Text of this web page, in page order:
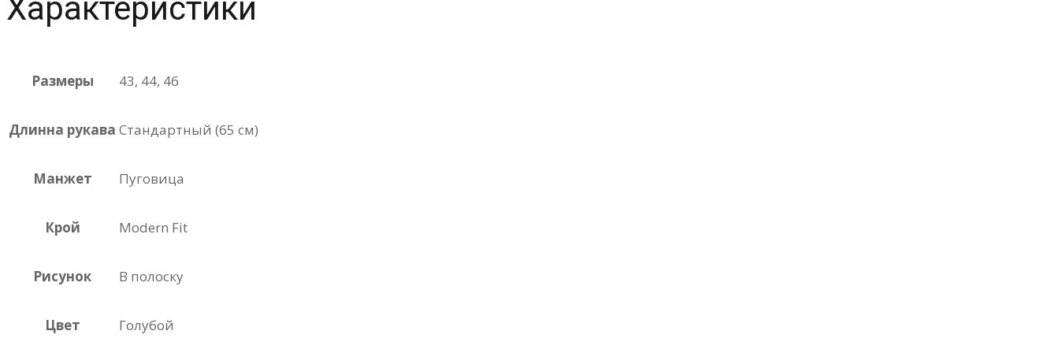
Характеристики
Размеры 43, 44, 46
Длинна рукава Стандартный (65 см)
Манжет Пуговица
Крой Modern Fit
Рисунок В полоску
Цвет Голубой